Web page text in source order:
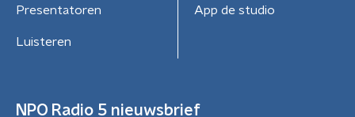
Presentatoren
Luisteren
App de studio
NPO Radio 5 nieuwsbrief